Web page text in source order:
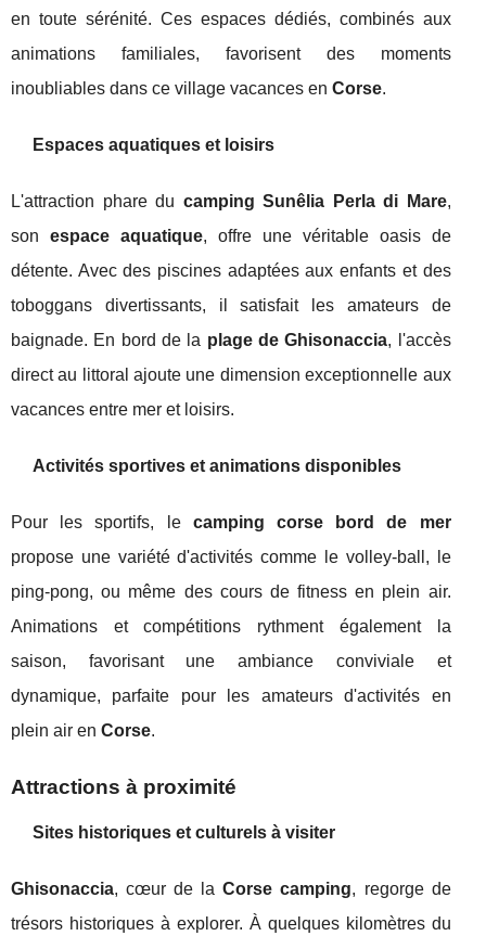
en toute sérénité. Ces espaces dédiés, combinés aux
animations familiales, favorisent des moments
inoubliables dans ce village vacances en Corse.
Espaces aquatiques et loisirs
L'attraction phare du camping Sunêlia Perla di Mare,
son espace aquatique, offre une véritable oasis de
détente. Avec des piscines adaptées aux enfants et des
toboggans divertissants, il satisfait les amateurs de
baignade. En bord de la plage de Ghisonaccia, l'accès
direct au littoral ajoute une dimension exceptionnelle aux
vacances entre mer et loisirs.
Activités sportives et animations disponibles
Pour les sportifs, le camping corse bord de mer
propose une variété d'activités comme le volley-ball, le
ping-pong, ou même des cours de fitness en plein air.
Animations et compétitions rythment également la
saison, favorisant une ambiance conviviale et
dynamique, parfaite pour les amateurs d'activités en
plein air en Corse.
Attractions à proximité
Sites historiques et culturels à visiter
Ghisonaccia, cœur de laCorse camping, regorge de
trésors historiques à explorer. À quelques kilomètres du